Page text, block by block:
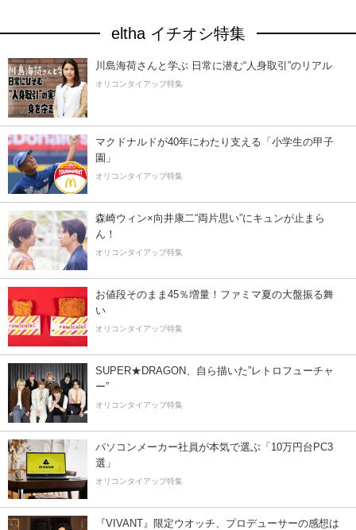
eltha イチオシ特集
川島海荷さんと学ぶ 日常に潜む“人身取引”のリアル
オリコンタイアップ特集
マクドナルドが40年にわたり支える「小学生の甲子
園」
オリコンタイアップ特集
森崎ウィン×向井康二“両片思い”にキュンが止まら
ん！
オリコンタイアップ特集
お値段そのまま45％増量！ファミマ夏の大盤振る舞
い
オリコンタイアップ特集
SUPER★DRAGON、自ら描いた”レトロフューチャ
ー”
オリコンタイアップ特集
パソコンメーカー社員が本気で選ぶ「10万円台PC3
選」
オリコンタイアップ特集
『VIVANT』限定ウオッチ、プロデューサーの感想は